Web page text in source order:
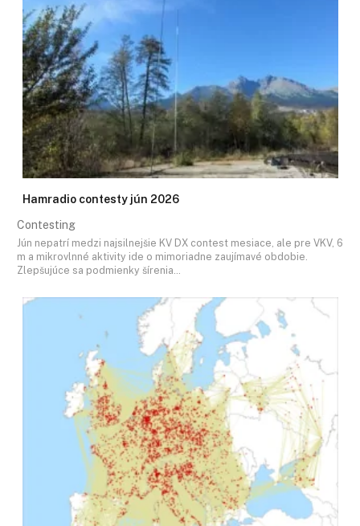
Hamradio contesty jún 2026
Contesting
Jún nepatrí medzi najsilnejšie KV DX contest mesiace, ale pre VKV, 6
m a mikrovlnné aktivity ide o mimoriadne zaujímavé obdobie.
Zlepšujúce sa podmienky šírenia…